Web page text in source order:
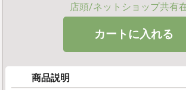
店頭/ネットショップ共有
商品説明